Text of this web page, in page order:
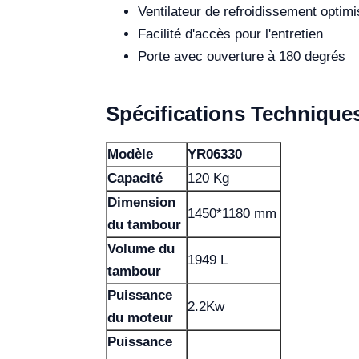
Ventilateur de refroidissement
Facilité d'accès pour l'entretien
Porte avec ouverture à 180 degrés
Spécifications
Modèle
YR06330
Capacité
120 Kg
Dimension
du tambour
1450*1180 mm
Volume du
tambour
1949 L
Puissance
du moteur
2.2Kw
Puissance